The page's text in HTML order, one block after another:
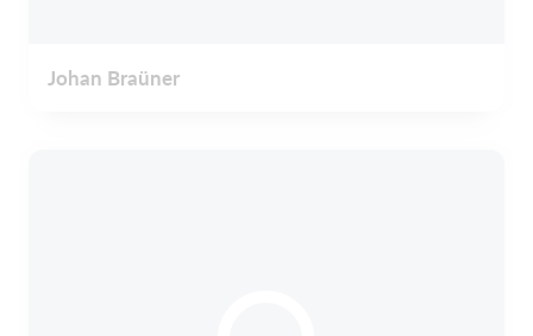
Johan Braüner